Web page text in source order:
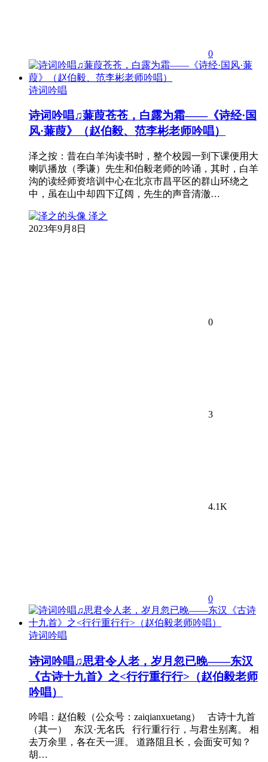
0
诗词吟唱
诗词吟唱♫蒹葭苍苍，白露为霜——《诗经·国
风·蒹葭》（赵伯毅、范李彬老师吟唱）
泽之按：昔在白羊沟读书时，整个校园一到下课便用大
喇叭播放（季谦）先生和伯毅老师的吟诵，其时，白羊
沟的读经师资培训中心在北京市昌平区的群山环绕之
中，虽在山中却四下辽阔，先生的声音清澈…
泽之
2023年9月8日
0
3
4.1K
0
诗词吟唱
诗词吟唱♫思君令人老，岁月忽已晚——东汉
《古诗十九首》之<行行重行行>（赵伯毅老师
吟唱）
吟唱：赵伯毅（公众号：zaiqianxuetang） 古诗十九首
（其一） 东汉·无名氏 行行重行行，与君生别离。 相
去万余里，各在天一涯。 道路阻且长，会面安可知？
胡…